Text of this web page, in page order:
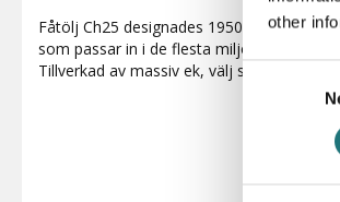
other
Consent
Fåtölj Ch25 designades 1950 av Hans J.
som passar in i de flesta miljöer tack vare
Tillverkad av massiv ek, välj sits/rygg av